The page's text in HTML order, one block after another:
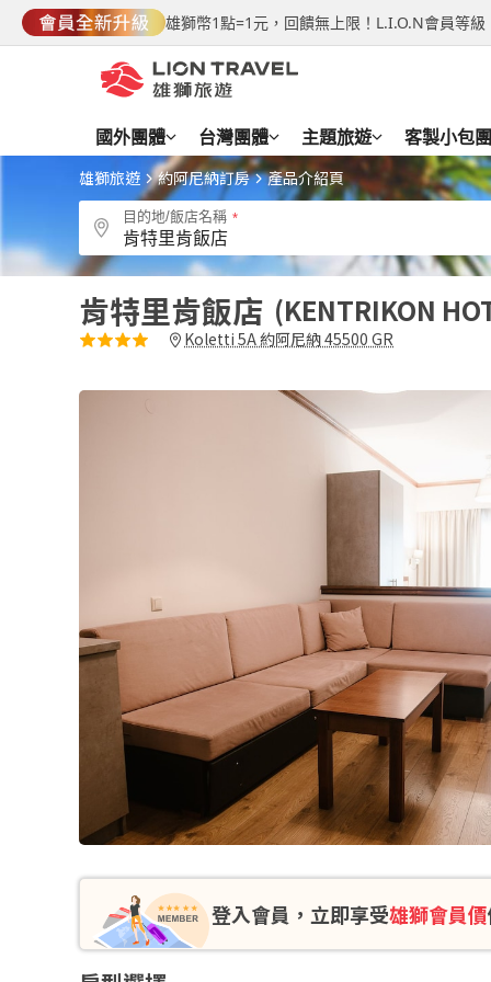
雄獅幣1點=1元，回饋無上限！L.I.O.N會員等
國外團體 台灣團體 主題旅遊 客製小包團
雄獅旅遊 約阿尼納訂房 產品介紹頁
目的地/飯店名稱
肯特里肯飯店 KENTRIKON
Koletti 5A 約阿尼納 45500 GR
登入會員，立即享受雄獅會員價